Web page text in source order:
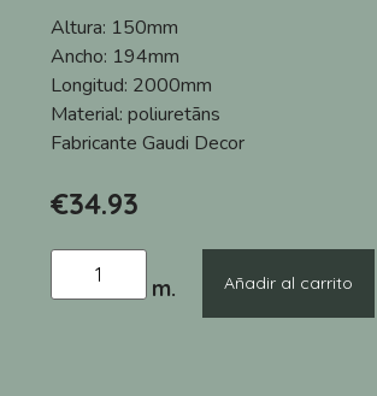
Altura: 150mm
Ancho: 194mm
Longitud: 2000mm
Material: poliuretāns
Fabricante Gaudi Decor
€34.93
Añadir al carrito